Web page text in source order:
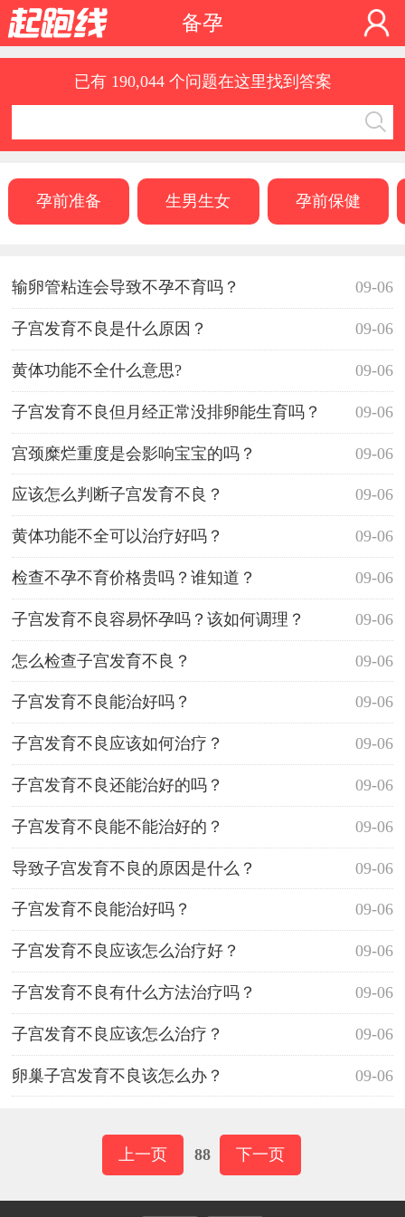
备孕
已有 190,044 个问题在这里找到答案
孕前准备 生男生女 孕前保健
09-06
输卵管粘连会导致不孕不育吗？
09-06
子宫发育不良是什么原因？
09-06
黄体功能不全什么意思?
09-06
子宫发育不良但月经正常没排卵能生育吗？
09-06
宫颈糜烂重度是会影响宝宝的吗？
09-06
应该怎么判断子宫发育不良？
09-06
黄体功能不全可以治疗好吗？
09-06
检查不孕不育价格贵吗？谁知道？
09-06
子宫发育不良容易怀孕吗？该如何调理？
09-06
怎么检查子宫发育不良？
09-06
子宫发育不良能治好吗？
09-06
子宫发育不良应该如何治疗？
09-06
子宫发育不良还能治好的吗？
09-06
子宫发育不良能不能治好的？
09-06
导致子宫发育不良的原因是什么？
09-06
子宫发育不良能治好吗？
09-06
子宫发育不良应该怎么治疗好？
09-06
子宫发育不良有什么方法治疗吗？
09-06
子宫发育不良应该怎么治疗？
09-06
卵巢子宫发育不良该怎么办？
上一页 88 下一页